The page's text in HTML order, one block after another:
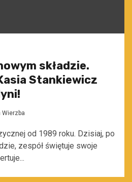
składzie.
Stankiewicz
Wierzba
od 1989 roku. Dzisiaj, po
zespół świętuje swoje